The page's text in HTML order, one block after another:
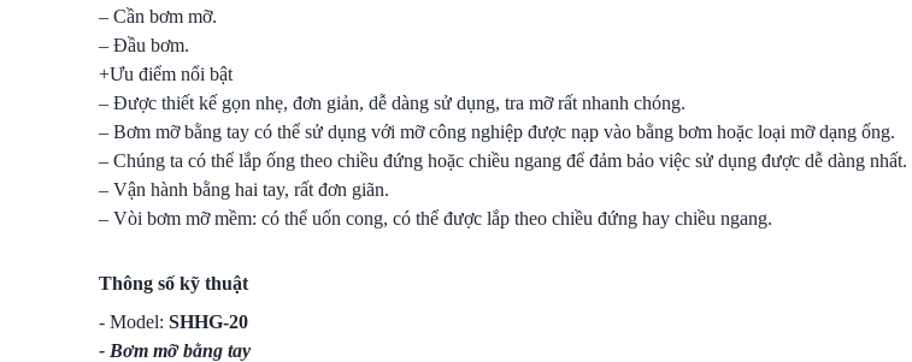
– Cần bơm mỡ.
– Đầu bơm.
+Ưu điểm nổi bật
– Được thiết kế gọn nhẹ, đơn giản, dễ dàng sử dụng, tra mỡ rất nhanh chóng.
– Bơm mỡ bằng tay có thể sử dụng với mỡ công nghiệp được nạp vào bằng bơm hoặc loại mỡ dạng ống.
– Chúng ta có thể lắp ống theo chiều đứng hoặc chiều ngang để đảm bảo việc sử dụng được dễ dàng nhất.
– Vận hành bằng hai tay, rất đơn giãn.
– Vòi bơm mỡ mềm: có thể uốn cong, có thể được lắp theo chiều đứng hay chiều ngang.
Thông số kỹ thuật
- Model: SHHG-20
- Bơm mỡ bằng tay